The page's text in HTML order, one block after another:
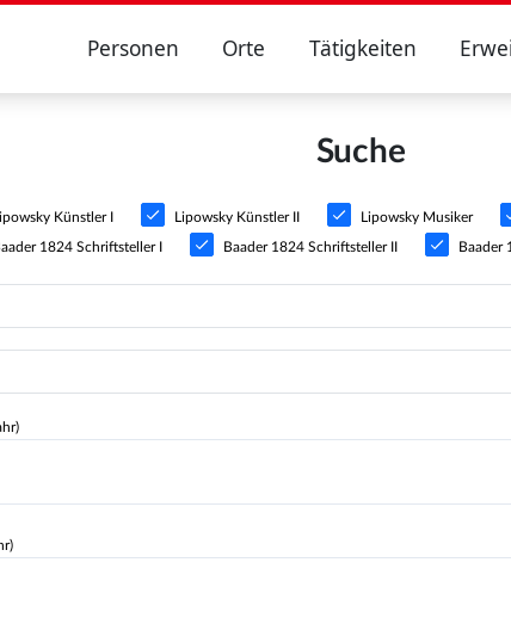
Personen Orte Tätigkeiten
Suche
Künstler I Lipowsky Künstler II Lipowsky Musiker
1824 Schriftsteller I Baader 1824 Schriftsteller II Baader